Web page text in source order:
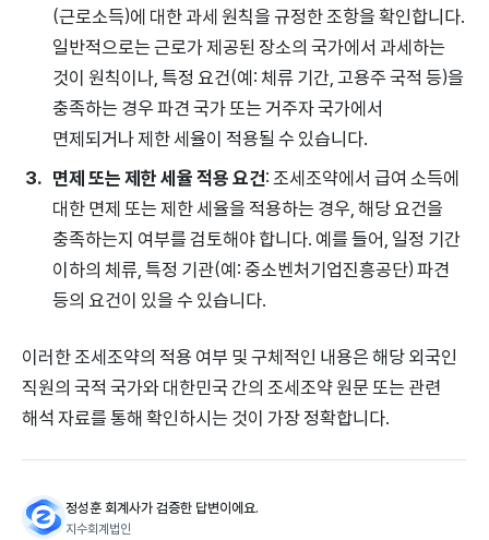
(근로소득)에 대한 과세 원칙을 규정한 조항을 확인합니다.
일반적으로는 근로가 제공된 장소의 국가에서 과세하는
것이 원칙이나, 특정 요건(예: 체류 기간, 고용주 국적 등)을
충족하는 경우 파견 국가 또는 거주자 국가에서
면제되거나 제한 세율이 적용될 수 있습니다.
면제 또는 제한 세율 적용 요건: 조세조약에서 급여 소득에
대한 면제 또는 제한 세율을 적용하는 경우, 해당 요건을
충족하는지 여부를 검토해야 합니다. 예를 들어, 일정 기간
이하의 체류, 특정 기관(예: 중소벤처기업진흥공단) 파견
등의 요건이 있을 수 있습니다.
이러한 조세조약의 적용 여부 및 구체적인 내용은 해당 외국인
직원의 국적 국가와 대한민국 간의 조세조약 원문 또는 관련
해석 자료를 통해 확인하시는 것이 가장 정확합니다.
정성훈 회계사가 검증한 답변이에요.
지수회계법인